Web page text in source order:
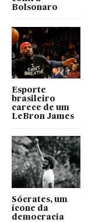
Bolsonaro
Esporte
brasileiro
carece de um
LeBron James
Sócrates, um
ícone da
democracia